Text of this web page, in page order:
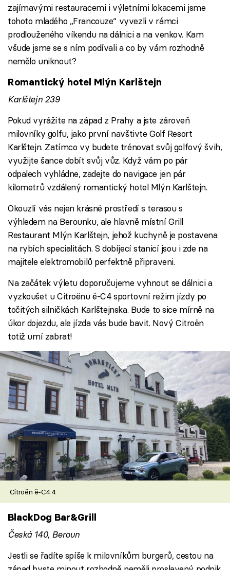
zajímavými restauracemi i výletními lokacemi jsme
tohoto mladého „Francouze“ vyvezli v rámci
prodlouženého víkendu na dálnici a na venkov. Kam
všude jsme se s ním podívali a co by vám rozhodně
nemělo uniknout?
Romantický hotel Mlýn Karlštejn
Karlštejn 239
Pokud vyrážíte na západ z Prahy a jste zároveň
milovníky golfu, jako první navštivte Golf Resort
Karlštejn. Zatímco vy budete trénovat svůj golfový švih,
využijte šance dobít svůj vůz. Když vám po pár
odpalech vyhládne, zadejte do navigace jen pár
kilometrů vzdálený romantický hotel Mlýn Karlštejn.
Okouzlí vás nejen krásné prostředí s terasou s
výhledem na Berounku, ale hlavně místní Grill
Restaurant Mlýn Karlštejn, jehož kuchyně je postavena
na rybích specialitách. S dobíjecí stanicí jsou i zde na
majitele elektromobilů perfektně připraveni.
Na začátek výletu doporučujeme vyhnout se dálnici a
vyzkoušet u Citroënu ë-C4 sportovní režim jízdy po
točitých silničkách Karlštejnska. Bude to sice mírně na
úkor dojezdu, ale jízda vás bude bavit. Nový Citroën
totiž umí zabrat!
Citroën ë-C4 4
BlackDog Bar&Grill
Česká 140, Beroun
Jestli se řadíte spíše k milovníkům burgerů, cestou na